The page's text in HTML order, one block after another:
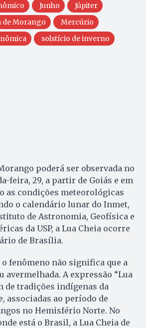
Junho
Júpiter
de Morango
Mercúrio
solstício de inverno
poderá ser observada no
feira, 29, a partir de Goiás e em
as condições meteorológicas
o calendário lunar do Inmet,
de Astronomia, Geofísica e
da USP, a Lua Cheia ocorre
de Brasília.
o fenômeno não significa que a
avermelhada. A expressão “Lua
de tradições indígenas da
associadas ao período de
no Hemisfério Norte. No
está o Brasil, a Lua Cheia de